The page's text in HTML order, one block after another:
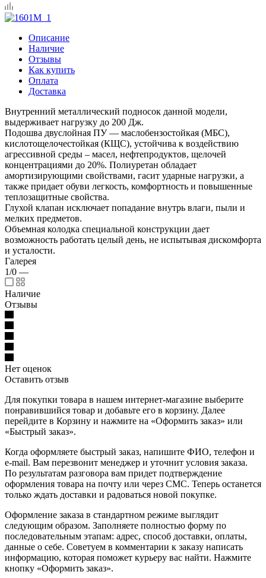
Описание
Наличие
Отзывы
Как купить
Оплата
Доставка
Внутренний металлический подносок данной модели,
выдерживает нагрузку до 200 Дж.
Подошва двуслойная ПУ — маслобензостойкая (МБС),
кислотощелочестойкая (КЩС), устойчива к воздействию
агрессивной среды – масел, нефтепродуктов, щелочей
концентрациями до 20%. Полиуретан обладает
амортизирующими свойствами, гасит ударные нагрузки, а
также придает обуви легкость, комфортность и повышенные
теплозащитные свойства.
Глухой клапан исключает попадание внутрь влаги, пыли и
мелких предметов.
Объемная колодка специальной конструкции дает
возможность работать целый день, не испытывая дискомфорта
и усталости.
Галерея
1/0 —
Наличие
Отзывы
Нет оценок
Оставить отзыв
Для покупки товара в нашем интернет-магазине выберите
понравившийся товар и добавьте его в корзину. Далее
перейдите в Корзину и нажмите на «Оформить заказ» или
«Быстрый заказ».
Когда оформляете быстрый заказ, напишите ФИО, телефон и
e-mail. Вам перезвонит менеджер и уточнит условия заказа.
По результатам разговора вам придет подтверждение
оформления товара на почту или через СМС. Теперь останется
только ждать доставки и радоваться новой покупке.
Оформление заказа в стандартном режиме выглядит
следующим образом. Заполняете полностью форму по
последовательным этапам: адрес, способ доставки, оплаты,
данные о себе. Советуем в комментарии к заказу написать
информацию, которая поможет курьеру вас найти. Нажмите
кнопку «Оформить заказ».